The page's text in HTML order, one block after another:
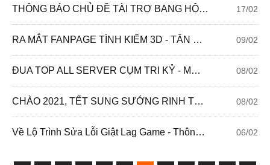
THÔNG BÁO CHỦ ĐỀ TÀI TRỢ BANG HỘI TUẦN 108: LỜI CHÚC ĐẦU XUÂN 17/02
RA MẮT FANPAGE TÌNH KIẾM 3D - TÂN SINH DÀNH RIÊNG CHO CỤM SERVER TÂN THẾ GIỚI 09/02
ĐUA TOP ALL SERVER CỤM TRI KỶ - MỪNG XUÂN TÂN SỬU - TÂN SINH 08/02
CHÀO 2021, TẾT SUNG SƯỚNG RINH TROW PHÚ QUÝ - ẴM LỘC TRIỆU KIM 08/02
Về Lộ Trình Sửa Lỗi Giật Lag Game - Thông Báo Chính Thức Từ Tình Kiếm 3D 06/02